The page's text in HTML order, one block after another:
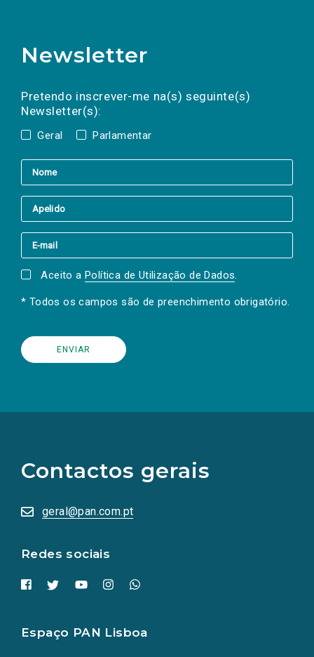
Newsletter
Pretendo inscrever-me na(s) seguinte(s)
Newsletter(s):
Geral Parlamentar
a(s) newsletter(s).
mail
Aceito a Política de Utilização de Dados.
* Todos os campos são de preenchimento obrigatório.
Contactos gerais
geral@pan.com.pt
Redes sociais
redes
sociais
numa
nova
Espaço PAN Lisboa